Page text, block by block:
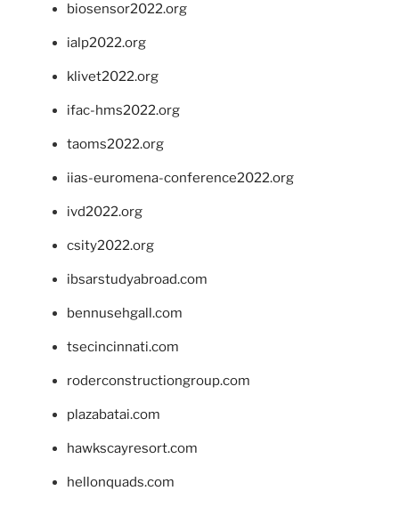
biosensor2022.org
ialp2022.org
klivet2022.org
ifac-hms2022.org
taoms2022.org
iias-euromena-conference2022.org
ivd2022.org
csity2022.org
ibsarstudyabroad.com
bennusehgall.com
tsecincinnati.com
roderconstructiongroup.com
plazabatai.com
hawkscayresort.com
hellonquads.com